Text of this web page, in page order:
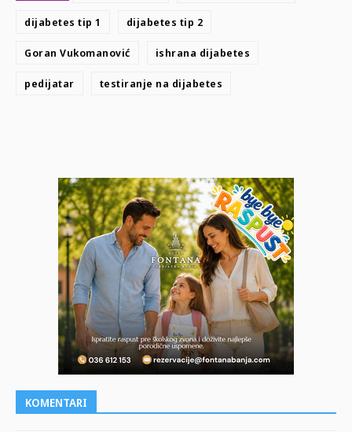
dijabetes tip 1 dijabetes tip 2
Goran Vukomanović ishrana dijabetes
pedijatar testiranje na dijabetes
KOMENTARI